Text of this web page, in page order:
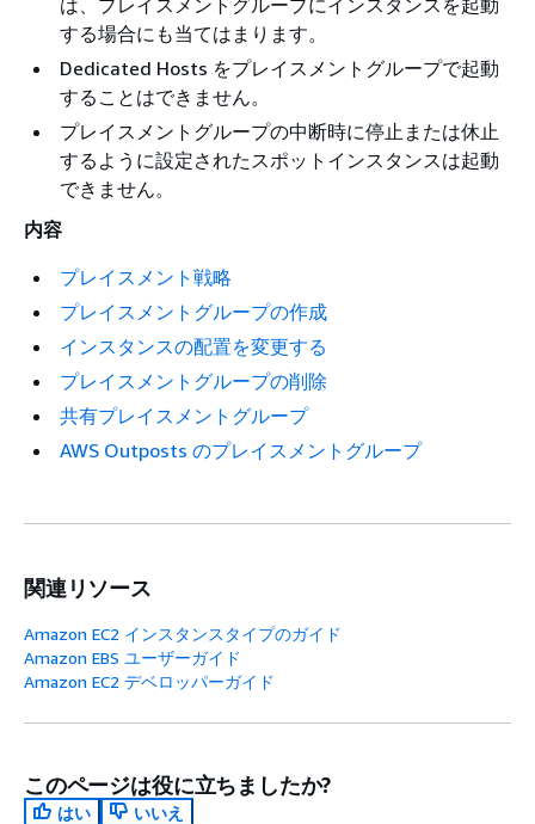
は、プレイスメントグループにインスタンスを起動
する場合にも当てはまります。
Dedicated Hosts をプレイスメントグループで起動
することはできません。
プレイスメントグループの中断時に停止または休止
するように設定されたスポットインスタンスは起動
できません。
内容
プレイスメント戦略
プレイスメントグループの作成
インスタンスの配置を変更する
プレイスメントグループの削除
共有プレイスメントグループ
AWS Outposts のプレイスメントグループ
関連リソース
Amazon EC2 インスタンスタイプのガイド
Amazon EBS ユーザーガイド
Amazon EC2 デベロッパーガイド
このページは役に立ちましたか?
はい
いいえ